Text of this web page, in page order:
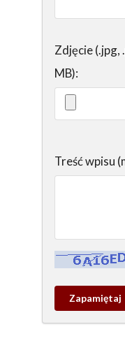
Zdjęcie (.jpg,
MB):
Treść wpisu
Kontrola -
Zapamietaj
wpis